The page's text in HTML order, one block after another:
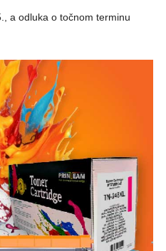
a odluka o točnom terminu